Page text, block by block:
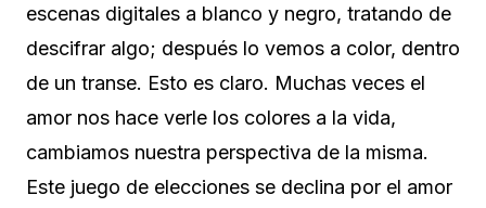
escenas digitales a blanco y negro, tratando de
descifrar algo; después lo vemos a color, dentro
de un transe. Esto es claro. Muchas veces el
amor nos hace verle los colores a la vida,
cambiamos nuestra perspectiva de la misma.
Este juego de elecciones se declina por el amor